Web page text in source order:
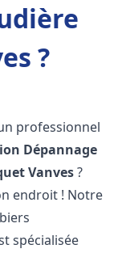
?
professionnel
Dépannage
Vanves?
endroit ! Notre
spécialisée